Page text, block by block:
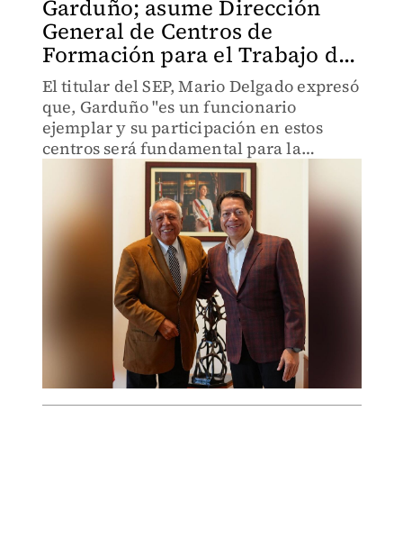
Garduño; asume Dirección
General de Centros de
Formación para el Trabajo d...
El titular del SEP, Mario Delgado expresó
que, Garduño "es un funcionario
ejemplar y su participación en estos
centros será fundamental para la
reforma a la educación".